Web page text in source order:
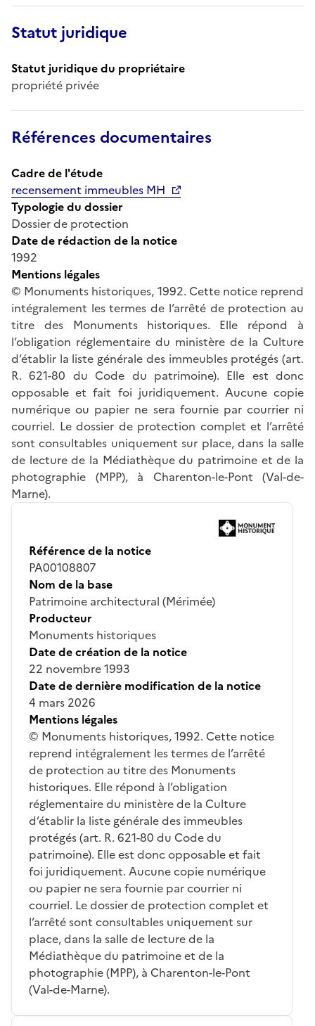
Statut juridique
Statut juridique du propriétaire
propriété privée
Références documentaires
Cadre de l'étude
recensement immeubles MH
Typologie du dossier
Dossier de protection
Date de rédaction de la notice
1992
Mentions légales
© Monuments historiques, 1992. Cette notice reprend
intégralement les termes de l’arrêté de protection au
titre des Monuments historiques. Elle répond à
l’obligation réglementaire du ministère de la Culture
d’établir la liste générale des immeubles protégés (art.
R. 621-80 du Code du patrimoine). Elle est donc
opposable et fait foi juridiquement. Aucune copie
numérique ou papier ne sera fournie par courrier ni
courriel. Le dossier de protection complet et l’arrêté
sont consultables uniquement sur place, dans la salle
de lecture de la Médiathèque du patrimoine et de la
photographie (MPP), à Charenton-le-Pont (Val-de-
Marne).
Référence de la notice
PA00108807
Nom de la base
Patrimoine architectural (Mérimée)
Producteur
Monuments historiques
Date de création de la notice
22 novembre 1993
Date de dernière modification de la notice
4 mars 2026
Mentions légales
© Monuments historiques, 1992. Cette notice
reprend intégralement les termes de l’arrêté
de protection au titre des Monuments
historiques. Elle répond à l’obligation
réglementaire du ministère de la Culture
d’établir la liste générale des immeubles
protégés (art. R. 621-80 du Code du
patrimoine). Elle est donc opposable et fait
foi juridiquement. Aucune copie numérique
ou papier ne sera fournie par courrier ni
courriel. Le dossier de protection complet et
l’arrêté sont consultables uniquement sur
place, dans la salle de lecture de la
Médiathèque du patrimoine et de la
photographie (MPP), à Charenton-le-Pont
(Val-de-Marne).